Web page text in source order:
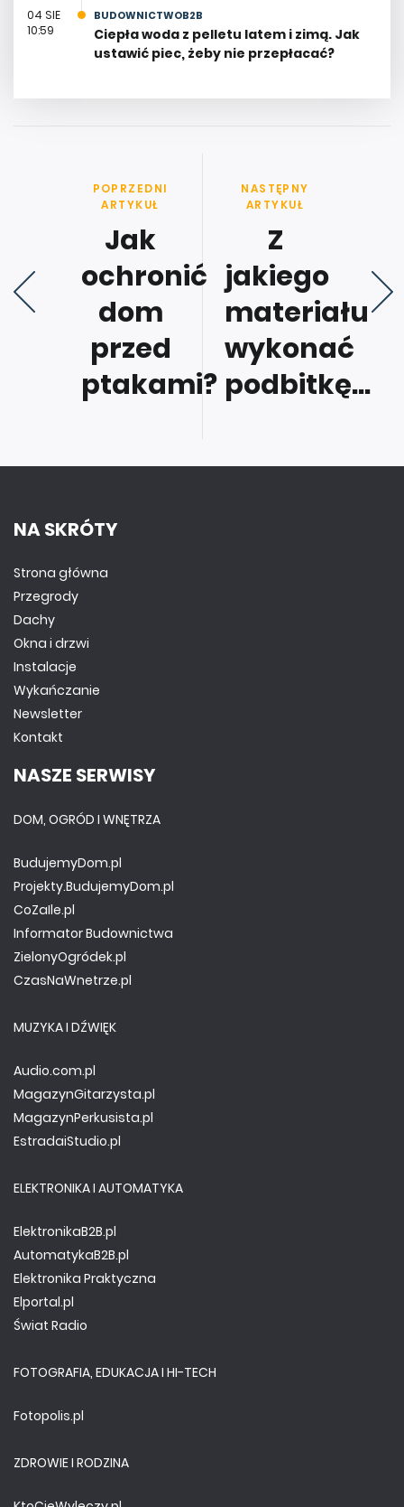
04 SIE
10:59
BUDOWNICTWOB2B
Ciepła woda z pelletu latem i zimą. Jak
ustawić piec, żeby nie przepłacać?
POPRZEDNI
ARTYKUŁ
Jak
ochronić
dom
przed
ptakami?
NASTĘPNY
ARTYKUŁ
Z
jakiego
materiału
wykonać
podbitkę...
NA SKRÓTY
Strona główna
Przegrody
Dachy
Okna i drzwi
Instalacje
Wykańczanie
Newsletter
Kontakt
NASZE SERWISY
DOM, OGRÓD I WNĘTRZA
BudujemyDom.pl
Projekty.BudujemyDom.pl
CoZaIle.pl
Informator Budownictwa
ZielonyOgródek.pl
CzasNaWnetrze.pl
MUZYKA I DŹWIĘK
Audio.com.pl
MagazynGitarzysta.pl
MagazynPerkusista.pl
EstradaiStudio.pl
ELEKTRONIKA I AUTOMATYKA
ElektronikaB2B.pl
AutomatykaB2B.pl
Elektronika Praktyczna
Elportal.pl
Świat Radio
FOTOGRAFIA, EDUKACJA I HI-TECH
Fotopolis.pl
ZDROWIE I RODZINA